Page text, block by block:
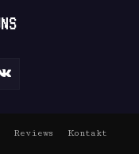
Reviews Kontakt